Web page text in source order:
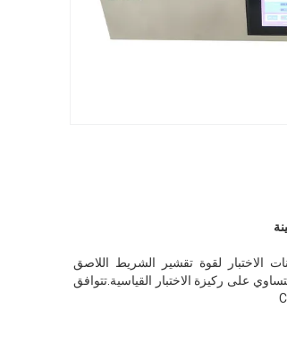
الاختبار لقوة تقشير الشريط اللاصق
على ركيزة الاختبار القياسية.تتوافق